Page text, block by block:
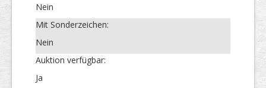
Nein
Mit Sonderzeichen:
Nein
Auktion verfügbar:
Ja